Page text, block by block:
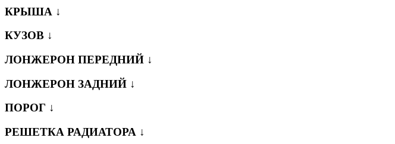
КРЫША ↓
КУЗОВ ↓
ЛОНЖЕРОН ПЕРЕДНИЙ ↓
ЛОНЖЕРОН ЗАДНИЙ ↓
ПОРОГ ↓
РЕШЕТКА РАДИАТОРА ↓